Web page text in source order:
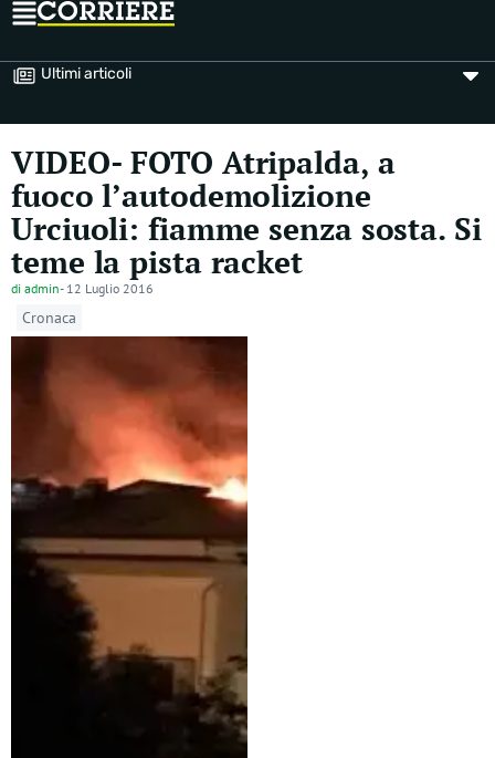
Ultimi articoli
VIDEO- FOTO Atripalda, a
fuoco l’autodemolizione
Urciuoli: fiamme senza sosta. Si
teme la pista racket
di admin- 12 Luglio 2016
Cronaca